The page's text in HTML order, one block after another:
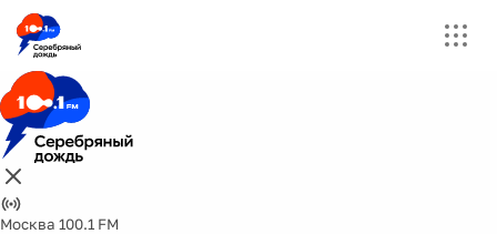
Москва 100.1 FM